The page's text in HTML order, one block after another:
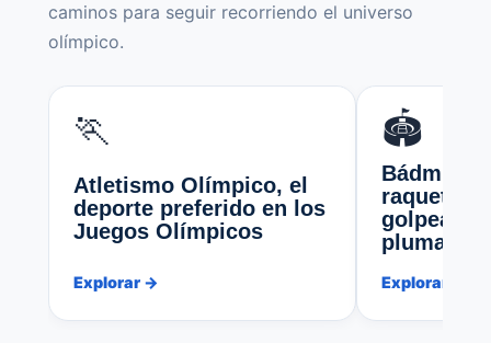
caminos para seguir recorriendo el universo
olímpico.
🏃
Atletismo Olímpico, el
deporte preferido en los
Juegos Olímpicos
Explorar →
🏟️
raqueta,
golpea
pluma
Explorar →